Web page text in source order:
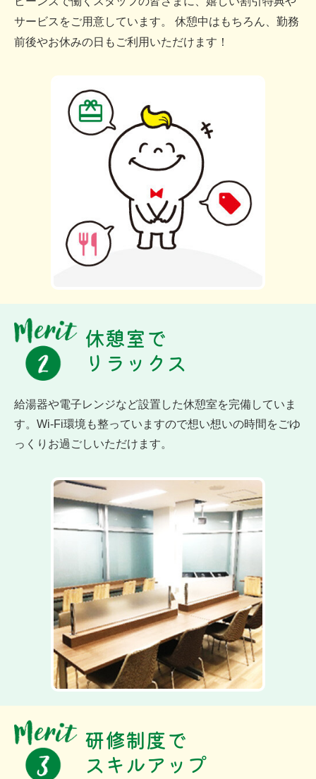
サービスをご用意しています。 休憩中はもちろん、勤務
前後やお休みの日もご利用いただけます！
休憩室で
リラックス
給湯器や電子レンジなど設置した休憩室を完備していま
す。Wi-Fi環境も整っていますので想い想いの時間をごゆ
っくりお過ごしいただけます。
研修制度で
スキルアップ